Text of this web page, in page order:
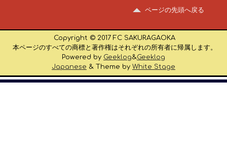
ページの先頭へ戻る
Copyright © 2017 FC SAKURAGAOKA
本ページのすべての商標と著作権はそれぞれの所有者に帰属します。
Powered by Geeklog&Geeklog
Japanese & Theme by White Stage